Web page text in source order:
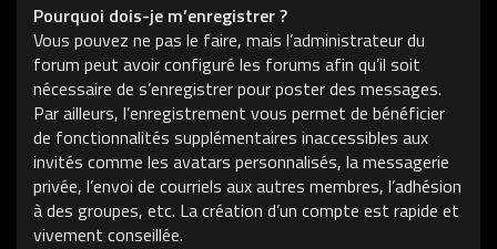
Pourquoi dois-je m’enregistrer ?
Vous pouvez ne pas le faire, mais l’administrateur du
forum peut avoir configuré les forums afin qu’il soit
nécessaire de s’enregistrer pour poster des messages.
Par ailleurs, l’enregistrement vous permet de bénéficier
de fonctionnalités supplémentaires inaccessibles aux
invités comme les avatars personnalisés, la messagerie
privée, l’envoi de courriels aux autres membres, l’adhésion
à des groupes, etc. La création d’un compte est rapide et
vivement conseillée.